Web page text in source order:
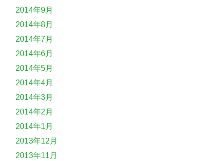
2014年9月
2014年8月
2014年7月
2014年6月
2014年5月
2014年4月
2014年3月
2014年2月
2014年1月
2013年12月
2013年11月